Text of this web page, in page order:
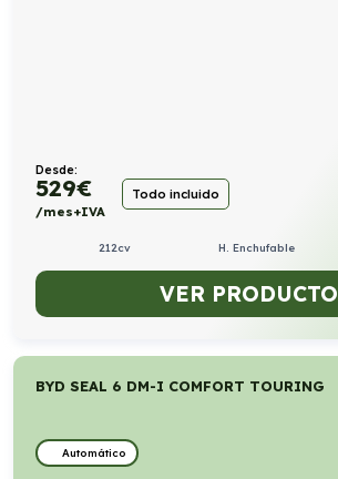
Desde:
529€
/mes+IVA
Todo incluido
212cv H. Enchufable
VER PRODUCTO
BYD SEAL 6 DM-I COMFORT TOURING
Automático